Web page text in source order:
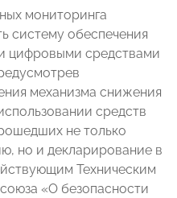
мониторинга
систему обеспечения
цифровыми средствами
механизма снижения
средств
не только
но и декларирование в
Техническим
«О безопасности